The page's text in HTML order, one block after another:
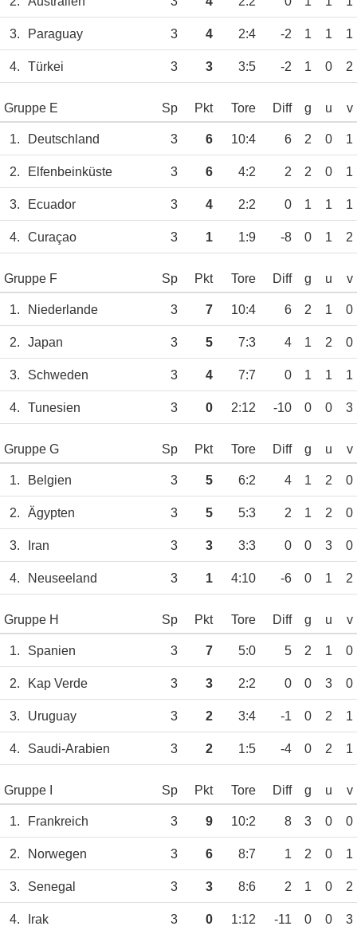
3. Paraguay 3 4 2:4 -2 1 1 1
4. Türkei 3 3 3:5 -2 1 0 2
Gruppe E Sp Pkt Tore Diff g u v
1. Deutschland 3 6 10:4 6 2 0 1
2. Elfenbeinküste 3 6 4:2 2 2 0 1
3. Ecuador 3 4 2:2 0 1 1 1
4. Curaçao 3 1 1:9 -8 0 1 2
Gruppe F Sp Pkt Tore Diff g u v
1. Niederlande 3 7 10:4 6 2 1 0
2. Japan 3 5 7:3 4 1 2 0
3. Schweden 3 4 7:7 0 1 1 1
4. Tunesien 3 0 2:12 -10 0 0 3
Gruppe G Sp Pkt Tore Diff g u v
1. Belgien 3 5 6:2 4 1 2 0
2. Ägypten 3 5 5:3 2 1 2 0
3. Iran 3 3 3:3 0 0 3 0
4. Neuseeland 3 1 4:10 -6 0 1 2
Gruppe H Sp Pkt Tore Diff g u v
1. Spanien 3 7 5:0 5 2 1 0
2. Kap Verde 3 3 2:2 0 0 3 0
3. Uruguay 3 2 3:4 -1 0 2 1
4. Saudi-Arabien 3 2 1:5 -4 0 2 1
Gruppe I Sp Pkt Tore Diff g u v
1. Frankreich 3 9 10:2 8 3 0 0
2. Norwegen 3 6 8:7 1 2 0 1
3. Senegal 3 3 8:6 2 1 0 2
4. Irak 3 0 1:12 -11 0 0 3